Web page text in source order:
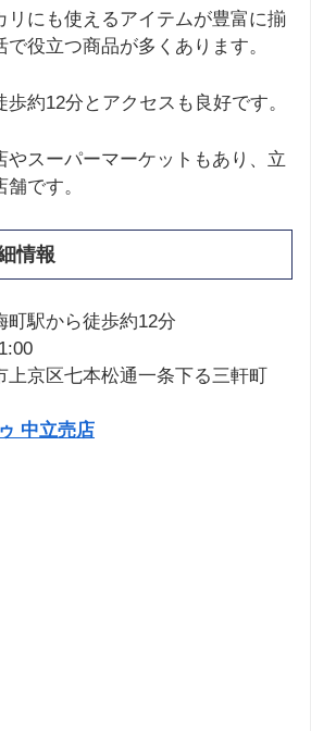
リにも使えるアイテムが豊富に揃
役立つ商品が多くあります。
約12分とアクセスも良好です。
やスーパーマーケットもあり、立
です。
情報
町駅から徒歩約12分
上京区七本松通一条下る三軒町
中立売店